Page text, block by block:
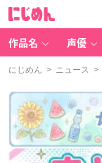
作品名 声優
にじめん > ニュース >